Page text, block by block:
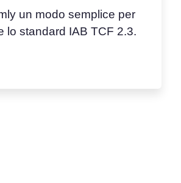
un modo semplice per
lo standard IAB TCF 2.3.